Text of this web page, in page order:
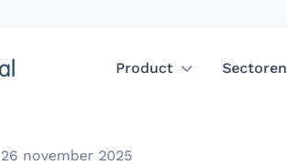
Product Sectoren
26 november 2025